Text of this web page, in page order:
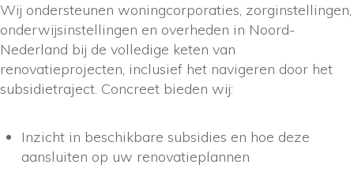
Wij ondersteunen woningcorporaties, zorginstellingen,
onderwijsinstellingen en overheden in Noord-
Nederland bij de volledige keten van
renovatieprojecten, inclusief het navigeren door het
subsidietraject. Concreet bieden wij:
Inzicht in beschikbare subsidies en hoe deze
aansluiten op uw renovatieplannen